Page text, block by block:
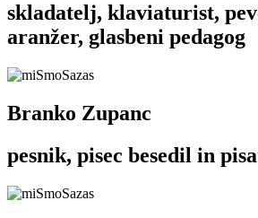
skladatelj, klaviaturist,
aranžer, glasbeni pedagog
Branko Zupanc
pesnik, pisec besedil in